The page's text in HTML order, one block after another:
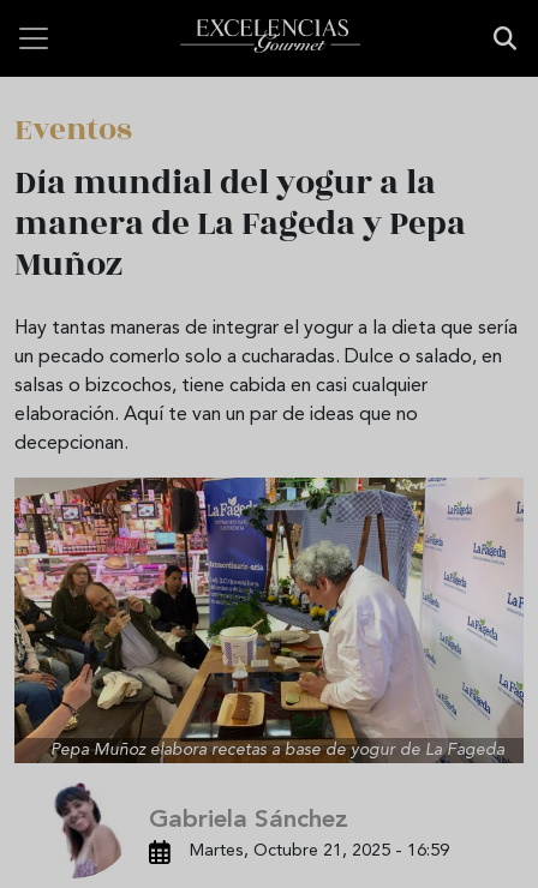
Eventos
Día mundial del yogur a la
manera de La Fageda y Pepa
Muñoz
Hay tantas maneras de integrar el yogur a la dieta que sería
un pecado comerlo solo a cucharadas. Dulce o salado, en
salsas o bizcochos, tiene cabida en casi cualquier
elaboración. Aquí te van un par de ideas que no
decepcionan.
Pepa Muñoz elabora recetas a base de yogur de La Fageda
Gabriela Sánchez
Martes, Octubre 21, 2025 - 16:59